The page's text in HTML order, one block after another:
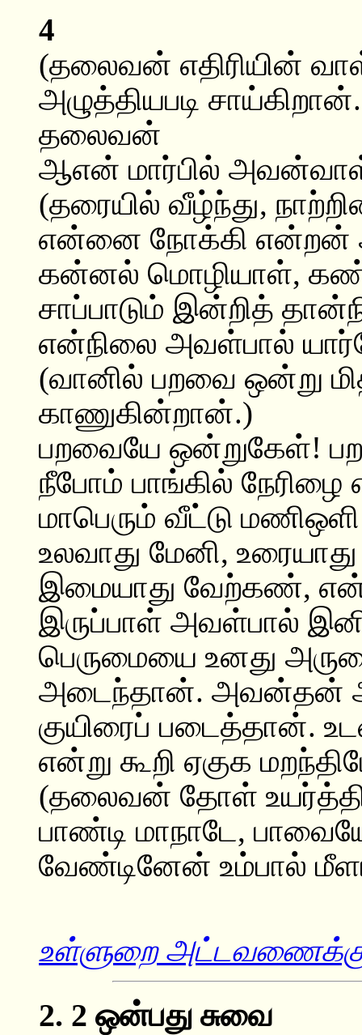
4
(தலைவன் எதிரியின்
அழுத்தியபடி
தலைவன்
ஆஎன் மார்பில்
(தரையில் வீழ்ந்து,
என்னை நோக்கி என்றன்
கன்னல் மொழியாள்,
சாப்பாடும் இன்றித்
என்நிலை அவள்பால்
(வானில் பறவை ஒன்று
காணுகின்றான்.)
பறவையே ஒன்றுகேள்!
நீபோம் பாங்கில்
மாபெரும் வீட்டு மணிஒளி
உலவாது மேனி,
இமையாது வேற்கண்,
இருப்பாள் அவள்பால்
பெருமையை உனது
அடைந்தான். அவன்தன்
குயிரைப் படைத்தான்.
என்று கூறி ஏகுக
(தலைவன் தோள் உயர்த்தி
பாண்டி மாநாடே,
வேண்டினேன் உம்பால்
உள்ளுறை
2. 2 ஒன்பது சுவை